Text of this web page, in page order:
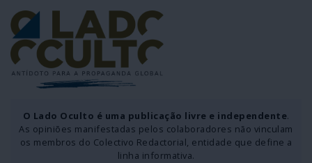
O Lado Oculto é uma publicação livre e independente.
As opiniões manifestadas pelos colaboradores não vinculam
os membros do Colectivo Redactorial, entidade que define a
linha informativa.